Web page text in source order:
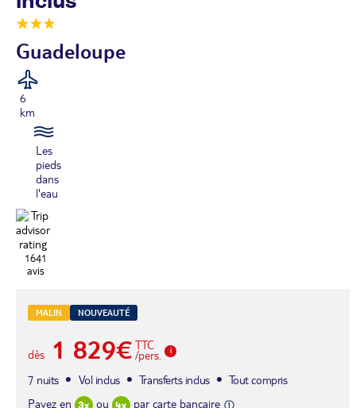
Guadeloupe
6
km
Les
pieds
dans
l'eau
1641
avis
MALIN NOUVEAUTÉ
dès 1 829€ TTC
/pers.
7 nuits
Vol inclus Transferts inclus
Tout compris
Payez en
ou par carte bancaire